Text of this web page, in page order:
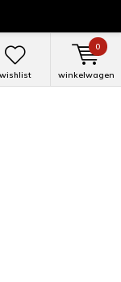
wishlist winkelwagen
0